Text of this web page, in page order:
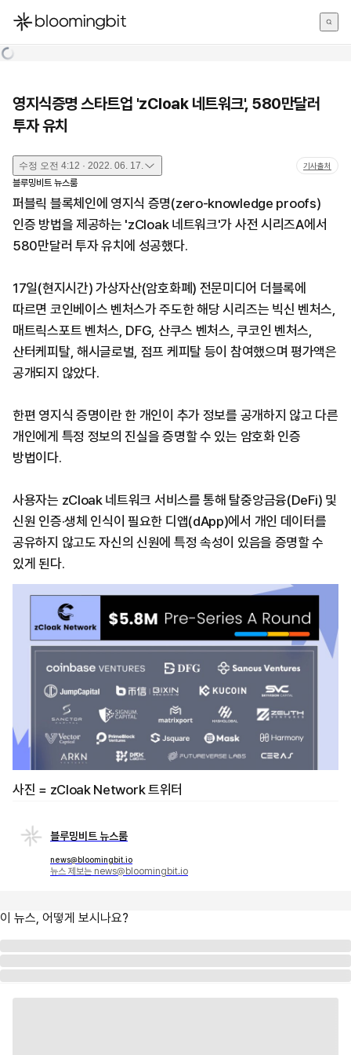
한국어
영지식증명 스타트업 'zCloak 네트워크', 580만달러
투자 유치
수정 오전 4:12 · 2022. 06. 17. 기사출처
블루밍비트 뉴스룸
퍼블릭 블록체인에 영지식 증명(zero-knowledge proofs)
인증 방법을 제공하는 'zCloak 네트워크'가 사전 시리즈A에서
580만달러 투자 유치에 성공했다.
17일(현지시간) 가상자산(암호화폐) 전문미디어 더블록에
따르면 코인베이스 벤처스가 주도한 해당 시리즈는 빅신 벤처스,
매트릭스포트 벤처스, DFG, 산쿠스 벤처스, 쿠코인 벤처스,
산터케피탈, 해시글로벌, 점프 케피탈 등이 참여했으며 평가액은
공개되지 않았다.
한편 영지식 증명이란 한 개인이 추가 정보를 공개하지 않고 다른
개인에게 특정 정보의 진실을 증명할 수 있는 암호화 인증
방법이다.
사용자는 zCloak 네트워크 서비스를 통해 탈중앙금융(DeFi) 및
신원 인증·생체 인식이 필요한 디앱(dApp)에서 개인 데이터를
공유하지 않고도 자신의 신원에 특정 속성이 있음을 증명할 수
있게 된다.
사진 = zCloak Network 트위터
블루밍비트 뉴스룸
news@bloomingbit.io
뉴스 제보는 news@bloomingbit.io
이 뉴스, 어떻게 보시나요?